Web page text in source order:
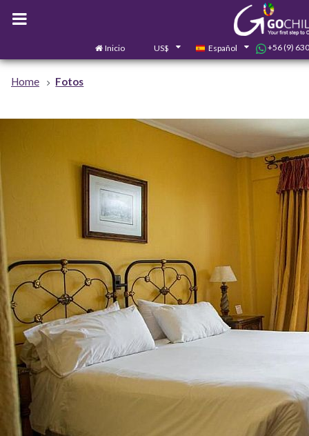
Inicio US$ Español +56 (9)
Home Fotos